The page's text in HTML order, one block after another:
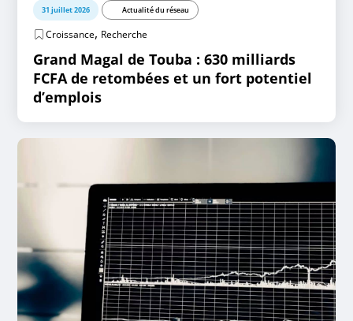
31 juillet 2026 Actualité du réseau
Croissance, Recherche
Grand Magal de Touba : 630 milliards
FCFA de retombées et un fort potentiel
d’emplois